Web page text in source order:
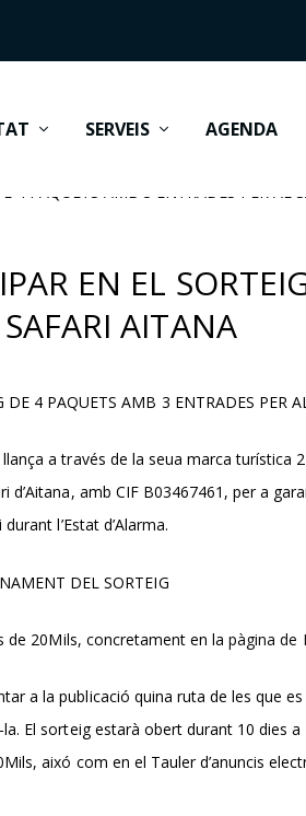
SERVEIS AGENDA
EN EL
AITANA
DE 4 PAQUETS AMB 3 ENTRADES PER
a través de la seua marca turística
d’Aitana, amb CIF B03467461, per a
l’Estat d’Alarma.
DEL SORTEIG
de 20Mils, concretament en lapàgina de
a la publicació quina ruta de les que
El sorteig estarà obert durant 10 dies
aixó com en el Tauler d’anuncis